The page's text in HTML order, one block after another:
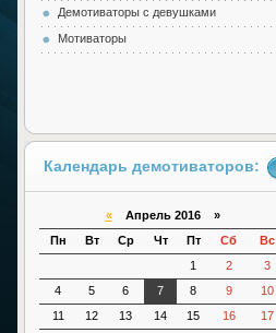
Демотиваторы с девушками
Мотиваторы
Календарь демотиваторов:
«Апрель 2016 »
Пн
Вт Ср Чт Пт Сб
Вс
1
2
3
4
5 6 7 8 9
10
11
12 13 14 15 16
17